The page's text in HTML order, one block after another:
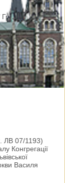
Греко-
Трибунал
Василя КОВПАКА
великої
Вашого
Львівської
ЛВ 07/1193)
Конгрегації
Василя